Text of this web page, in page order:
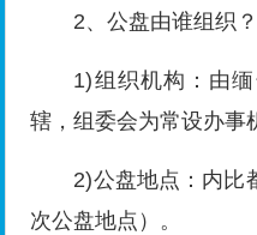
2、公盘由谁组织
1)组织机构：由
辖，组委会为常设办事
2)公盘地点：内比
次公盘地点）。